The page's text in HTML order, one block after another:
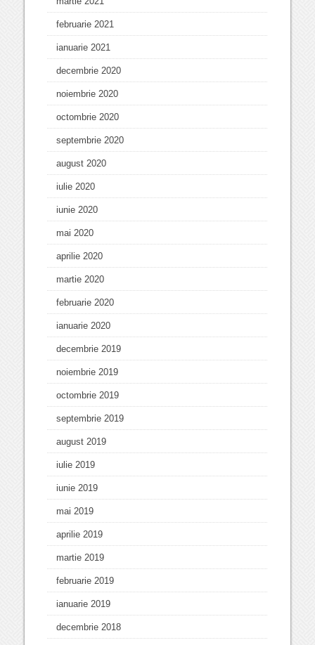
februarie 2021
ianuarie 2021
decembrie 2020
noiembrie 2020
octombrie 2020
septembrie 2020
august 2020
iulie 2020
iunie 2020
mai 2020
aprilie 2020
martie 2020
februarie 2020
ianuarie 2020
decembrie 2019
noiembrie 2019
octombrie 2019
septembrie 2019
august 2019
iulie 2019
iunie 2019
mai 2019
aprilie 2019
martie 2019
februarie 2019
ianuarie 2019
decembrie 2018